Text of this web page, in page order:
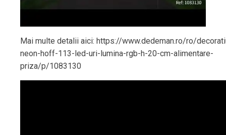
Mai multe detalii aici: https://www.dedeman.ro/ro/
neon-hoff-113-led-uri-lumina-rgb-h-20-cm-alimentare-
priza/p/1083130